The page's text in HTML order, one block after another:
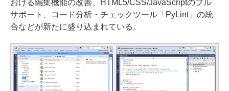
おける編集機能の改善、HTML5/CSS/JavaScriptのフル
サポート、コード分析・チェックツール「PyLint」の統
合などが新たに盛り込まれている。